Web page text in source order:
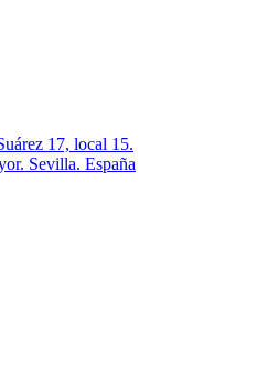
17, local 15.
Sevilla. España